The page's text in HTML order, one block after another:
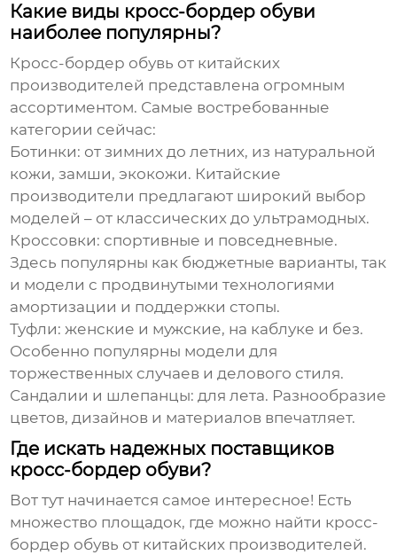
Какие виды кросс-бордер обуви
наиболее популярны?
Кросс-бордер обувь от китайских
производителей представлена огромным
ассортиментом. Самые востребованные
категории сейчас:
Ботинки: от зимних до летних, из натуральной
кожи, замши, экокожи. Китайские
производители предлагают широкий выбор
моделей – от классических до ультрамодных.
Кроссовки: спортивные и повседневные.
Здесь популярны как бюджетные варианты, так
и модели с продвинутыми технологиями
амортизации и поддержки стопы.
Туфли: женские и мужские, на каблуке и без.
Особенно популярны модели для
торжественных случаев и делового стиля.
Сандалии и шлепанцы: для лета. Разнообразие
цветов, дизайнов и материалов впечатляет.
Где искать надежных поставщиков
кросс-бордер обуви?
Вот тут начинается самое интересное! Есть
множество площадок, где можно найти кросс-
бордер обувь от китайских производителей.